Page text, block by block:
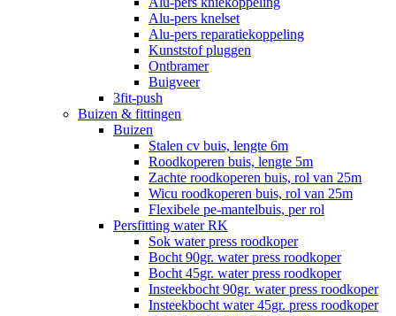
Alu-pers knelset
Alu-pers reparatiekoppeling
Kunststof pluggen
Ontbramer
Buigveer
3fit-push
Buizen & fittingen
Buizen
Stalen cv buis, lengte 6m
Roodkoperen buis, lengte 5m
Zachte roodkoperen buis, rol van 25m
Wicu roodkoperen buis, rol van 25m
Flexibele pe-mantelbuis, per rol
Persfitting water RK
Sok water press roodkoper
Bocht 90gr. water press roodkoper
Bocht 45gr. water press roodkoper
Insteekbocht 90gr. water press roodkoper
Insteekbocht water 45gr. press roodkoper